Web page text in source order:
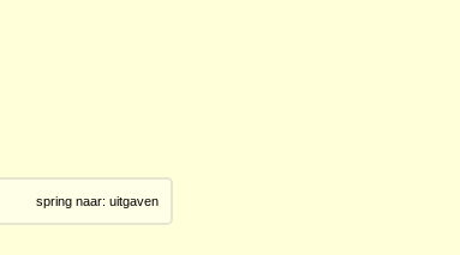
spring naar: uitgaven